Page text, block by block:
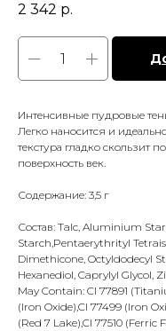
2 342 р.
Интенсивные пудровые
Легко наносится и
текстура гладко скользит
поверхность век.
Содержание: 3,5 г
Состав: Talc, Aluminium
Starch,Pentaerythrityl
Dimethicone, Octyldodecyl
Hexanediol, Caprylyl Glycol,
May Contain: CI 77891
(Iron Oxide),CI 77499 (Iron
(Red 7 Lake),CI 77510